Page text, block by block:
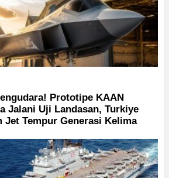
Prototipe KAAN
Jalani Uji Landasan, Turkiye
Jet Tempur Generasi Kelima